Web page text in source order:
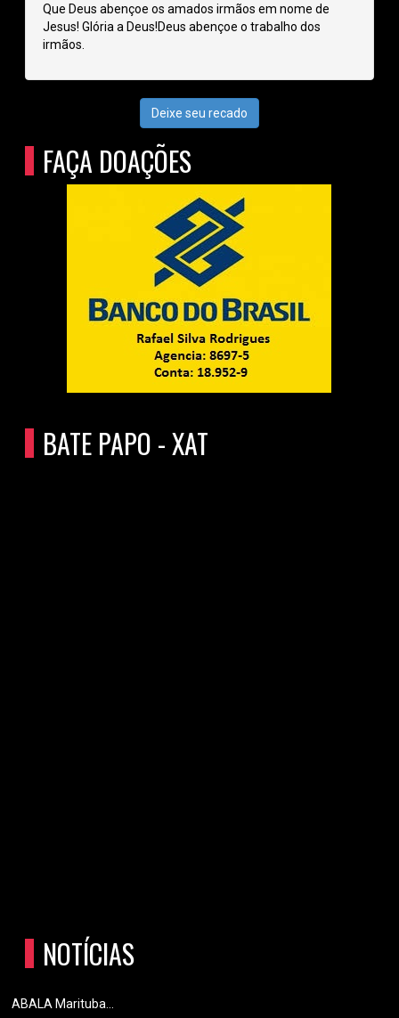
Que Deus abençoe os amados irmãos em nome de
Jesus! Glória a Deus!Deus abençoe o trabalho dos
irmãos.
Deixe seu recado
FAÇA DOAÇÕES
BATE PAPO - XAT
NOTÍCIAS
ABALA Marituba...